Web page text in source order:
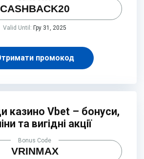
CASHBACK20
Valid Until: Гру 31, 2025
промокод
казино Vbet – бонуси,
та вигідні акції
VRINMAX
Bonus Code